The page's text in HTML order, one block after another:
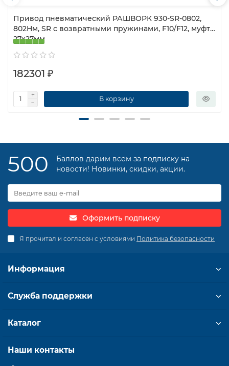
Привод пневматический РАШВОРК 930-SR-0802,
802Нм, SR с возвратными пружинами, F10/F12, муфта
27х27мм
182301 ₽
В корзину
500
Баллов дарим всем за подписку на
новости! Новинки, скидки, акции.
Оформить подписку
Я прочитал и согласен с условиями Политика безопасности
Информация
Служба поддержки
Каталог
Наши контакты